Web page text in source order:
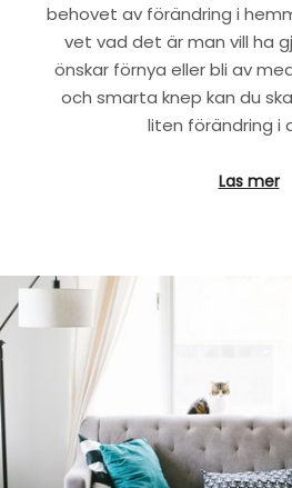
behovet av förändring i
vet vad det är man vill ha
önskar förnya eller bli av
och smarta knep kan du
liten förändring i